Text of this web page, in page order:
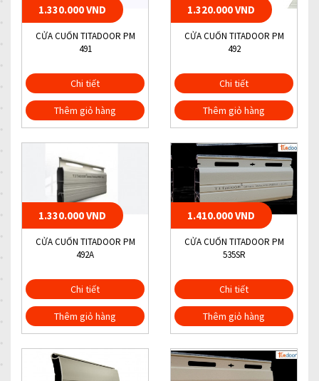
1.330.000 VND
CỬA CUỐN TITADOOR PM
491
Chi tiết
Thêm giỏ hàng
1.320.000 VND
CỬA CUỐN TITADOOR PM
492
Chi tiết
Thêm giỏ hàng
1.330.000 VND
CỬA CUỐN TITADOOR PM
492A
Chi tiết
Thêm giỏ hàng
1.410.000 VND
CỬA CUỐN TITADOOR PM
535SR
Chi tiết
Thêm giỏ hàng